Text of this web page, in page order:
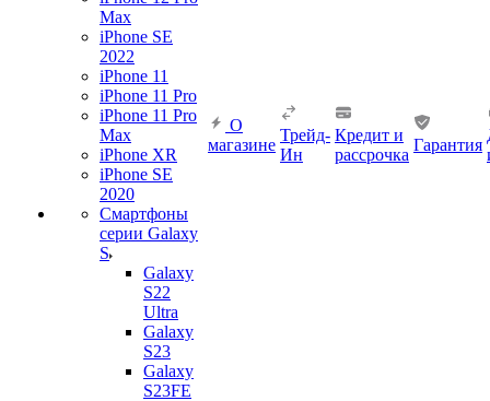
Max
iPhone SE
2022
iPhone 11
iPhone 11 Pro
iPhone 11 Pro
Max
iPhone XR
iPhone SE
2020
Смартфоны
серии Galaxy
S
Galaxy
S22
Ultra
Galaxy
S23
Galaxy
S23FE
О
магазине
Трейд-
Ин
Кредит и
рассрочка
Гарантия